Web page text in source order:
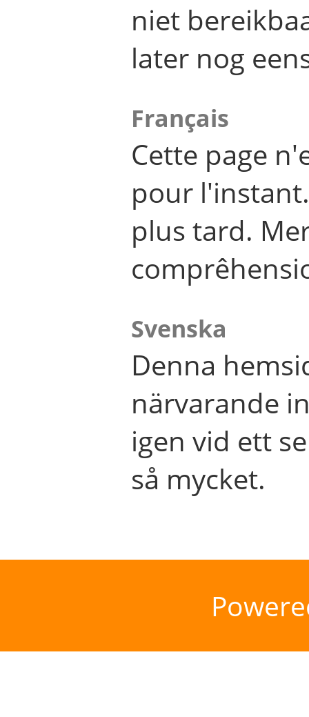
niet
later nog
Français
Cette page
pour
plus tard.
Svenska
Denna
närvarande
igen vid ett
så mycket.